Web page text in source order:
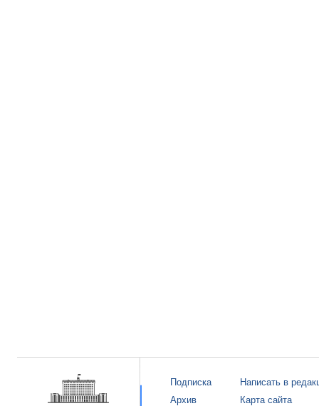
Подписка
Архив
Написать в
Карта сайта